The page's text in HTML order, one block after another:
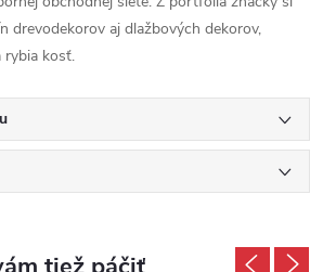
drevodekorov aj dlažbových dekorov,
rybia kosť.